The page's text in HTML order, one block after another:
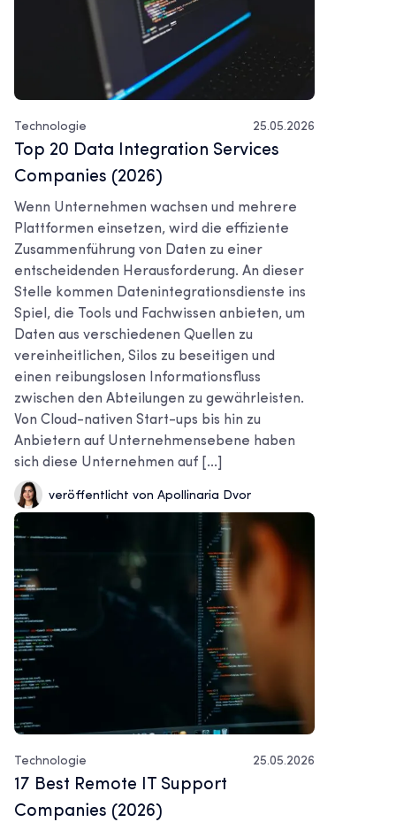
Technologie 25.05.2026
Top 20 Data Integration Services
Companies (2026)
Wenn Unternehmen wachsen und mehrere
Plattformen einsetzen, wird die effiziente
Zusammenführung von Daten zu einer
entscheidenden Herausforderung. An dieser
Stelle kommen Datenintegrationsdienste ins
Spiel, die Tools und Fachwissen anbieten, um
Daten aus verschiedenen Quellen zu
vereinheitlichen, Silos zu beseitigen und
einen reibungslosen Informationsfluss
zwischen den Abteilungen zu gewährleisten.
Von Cloud-nativen Start-ups bis hin zu
Anbietern auf Unternehmensebene haben
sich diese Unternehmen auf [...]
veröffentlicht von Apollinaria Dvor
Technologie 25.05.2026
17 Best Remote IT Support
Companies (2026)